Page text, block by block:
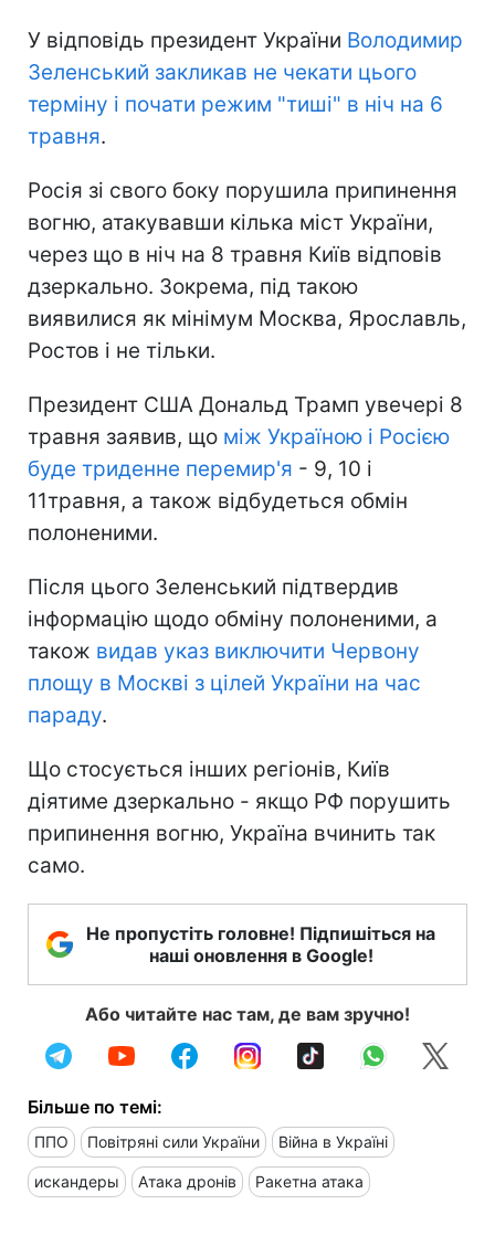
У відповідь президент України Володимир
Зеленський закликав не чекати цього
терміну і почати режим "тиші" в ніч на 6
травня.
Росія зі свого боку порушила припинення
вогню, атакувавши кілька міст України,
через що в ніч на 8 травня Київ відповів
дзеркально. Зокрема, під такою
виявилися як мінімум Москва, Ярославль,
Ростов і не тільки.
Президент США Дональд Трамп увечері 8
травня заявив, що між Україною і Росією
буде триденне перемир'я - 9, 10 і
11травня, а також відбудеться обмін
полоненими.
Після цього Зеленський підтвердив
інформацію щодо обміну полоненими, а
також видав указ виключити Червону
площу в Москві з цілей України на час
параду.
Що стосується інших регіонів, Київ
діятиме дзеркально - якщо РФ порушить
припинення вогню, Україна вчинить так
само.
Не пропустіть головне! Підпишіться на
наші оновлення в Google!
Або читайте нас там, де вам зручно!
Більше по темі:
ППО Повітряні сили України Війна в Україні
искандеры Атака дронів Ракетна атака